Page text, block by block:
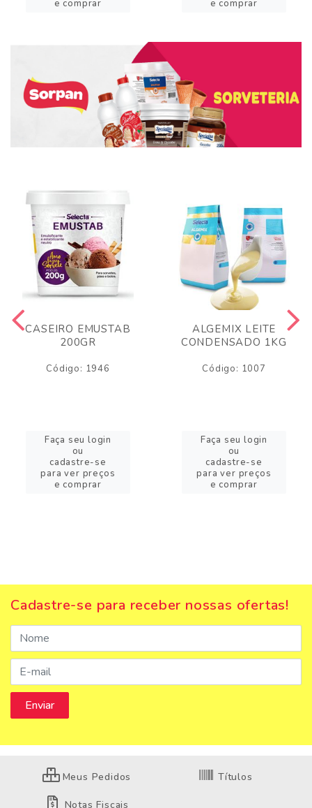
e comprar
e comprar
CASEIRO EMUSTAB
200GR
Código: 1946
Faça seu login
ou
cadastre-se
para ver preços
e comprar
ALGEMIX LEITE
CONDENSADO 1KG
Código: 1007
Faça seu login
ou
cadastre-se
para ver preços
e comprar
Cadastre-se para receber nossas ofertas!
Meus Pedidos Títulos
Notas Fiscais